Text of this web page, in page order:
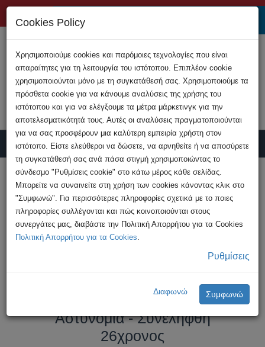
Υποβολή Καταγγελίας
HOME
Ανακοινώσεις
Νέα υπόθεση παιδικής πορνογραφίας
διερευνά η Αστυνομία - ...
Νέα υπόθεση παιδικής
πορνογραφίας διερευνά η
Αστυνομία - Συνελήφθη
26χρονος
Cookies Policy
Χρησιμοποιούμε cookies και παρόμοιες τεχνολογίες που είναι
απαραίτητες για τη λειτουργία του ιστότοπου. Επιπλέον cookie
χρησιμοποιούνται μόνο με τη συγκατάθεσή σας. Χρησιμοποιούμε τα
πρόσθετα cookie για να κάνουμε αναλύσεις της χρήσης του
ιστότοπου και για να ελέγξουμε τα μέτρα μάρκετινγκ για την
αποτελεσματικότητά τους. Αυτές οι αναλύσεις πραγματοποιούνται
για να σας προσφέρουν μια καλύτερη εμπειρία χρήστη στον
ιστότοπο. Είστε ελεύθεροι να δώσετε, να αρνηθείτε ή να αποσύρετε
τη συγκατάθεσή σας ανά πάσα στιγμή χρησιμοποιώντας το
σύνδεσμο "Ρυθμίσεις cookie" στο κάτω μέρος κάθε σελίδας.
Μπορείτε να συναινείτε στη χρήση των cookies κάνοντας κλικ στο
"Συμφωνώ". Για περισσότερες πληροφορίες σχετικά με το ποιες
πληροφορίες συλλέγονται και πώς κοινοποιούνται στους
συνεργάτες μας, διαβάστε την Πολιτική Απορρήτου για τα Cookies
Πολιτική Απορρήτου για τα Cookies.
Ρυθμίσεις
Διαφωνώ Συμφωνώ